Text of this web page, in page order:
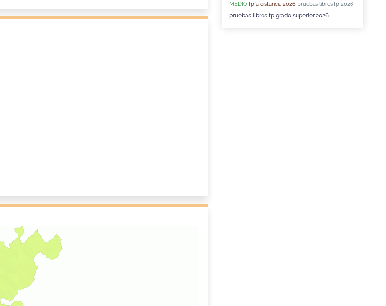
MEDIO fp a distancia 2026 pruebas libres fp 2026
pruebas libres fp grado superior 2026